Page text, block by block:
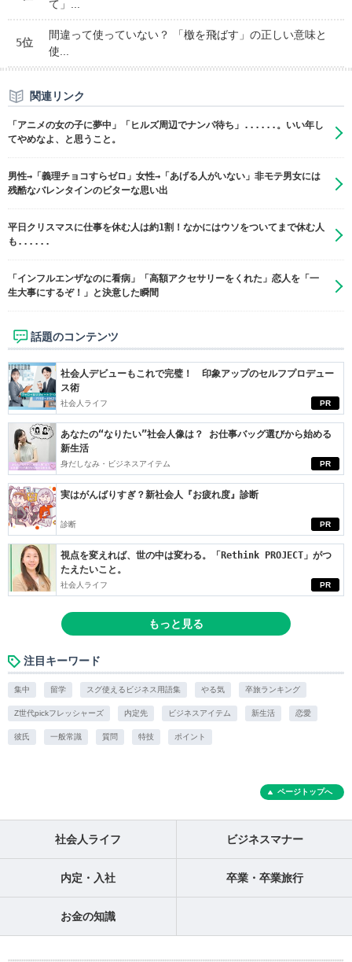
て」...
5位
間違って使っていない？ 「檄を飛ばす」の正しい意味と
使...
関連リンク
「アニメの女の子に夢中」「ヒルズ周辺でナンパ待ち」......。いい年し
てやめなよ、と思うこと。
男性→「義理チョコすらゼロ」女性→「あげる人がいない」非モテ男女には
残酷なバレンタインのビターな思い出
平日クリスマスに仕事を休む人は約1割！なかにはウソをついてまで休む人
も......
「インフルエンザなのに看病」「高額アクセサリーをくれた」恋人を「一
生大事にするぞ！」と決意した瞬間
話題のコンテンツ
PR
社会人デビューもこれで完璧！ 印象アップのセルフプロデュー
ス術
社会人ライフ
PR
あなたの“なりたい”社会人像は？ お仕事バッグ選びから始める
新生活
身だしなみ・ビジネスアイテム
PR
実はがんばりすぎ？新社会人『お疲れ度』診断
診断
PR
視点を変えれば、世の中は変わる。「Rethink PROJECT」がつ
たえたいこと。
社会人ライフ
もっと見る
注目キーワード
集中 留学 スグ使えるビジネス用語集 やる気 卒旅ランキング
Z世代pickフレッシャーズ 内定先 ビジネスアイテム 新生活 恋愛
彼氏 一般常識 質問 特技 ポイント
ページトップへ
社会人ライフ ビジネスマナー
内定・入社 卒業・卒業旅行
お金の知識